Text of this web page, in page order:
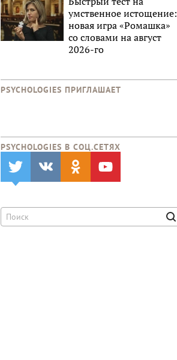
умственное истощение:
новая игра «Ромашка»
со словами на август
2026-го
PSYCHOLOGIES ПРИГЛАШАЕТ
PSYCHOLOGIES В CОЦ.СЕТЯХ